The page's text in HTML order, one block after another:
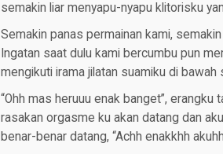
semakin liar menyapu-nyapu klitorisku
Semakin panas permainan kami,
Ingatan saat dulu kami bercumbu pun
mengikuti irama jilatan suamiku di bawah
“Ohh mas heruuu enak banget”,
rasakan orgasme ku akan datang dan
benar-benar datang, “Achh enakkhh